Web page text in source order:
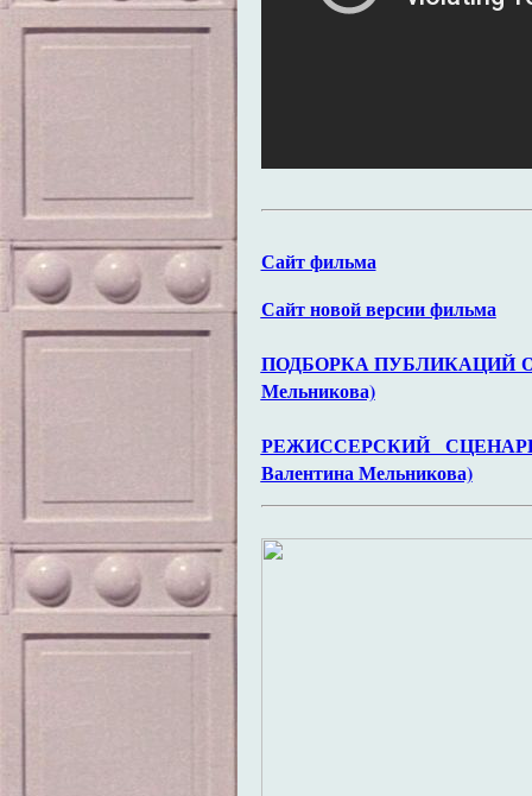
Сайт фильма
Сайт новой версии фильма
ПОДБОРКА ПУБЛИКАЦИЙ О
Мельникова)
РЕЖИССЕРСКИЙ
Валентина Мельникова)